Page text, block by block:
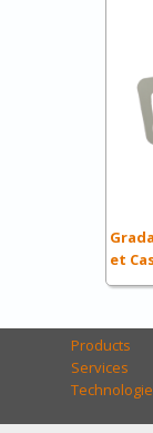
et
Products
Services